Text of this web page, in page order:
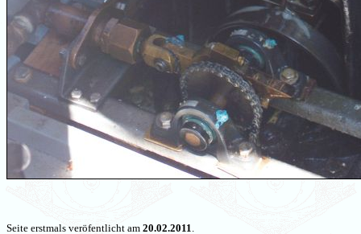
Seite erstmals veröfentlicht am 20.02.2011.